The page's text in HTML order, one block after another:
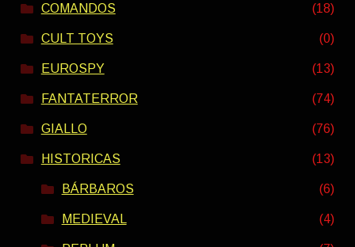
COMANDOS (18)
CULT TOYS (0)
EUROSPY (13)
FANTATERROR (74)
GIALLO (76)
HISTORICAS (13)
BÁRBAROS (6)
MEDIEVAL (4)